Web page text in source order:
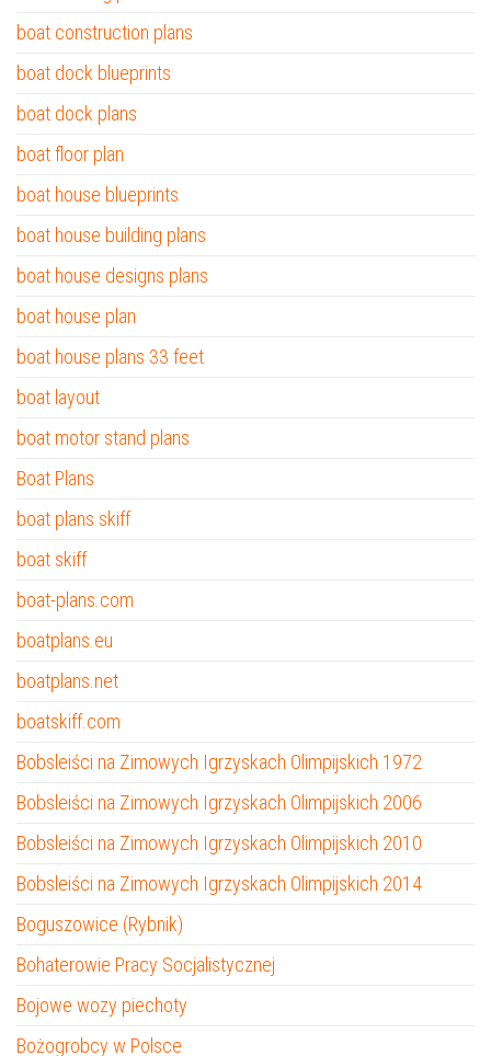
boat construction plans
boat dock blueprints
boat dock plans
boat floor plan
boat house blueprints
boat house building plans
boat house designs plans
boat house plan
boat house plans 33 feet
boat layout
boat motor stand plans
Boat Plans
boat plans skiff
boat skiff
boat-plans.com
boatplans.eu
boatplans.net
boatskiff.com
Bobsleiści na Zimowych Igrzyskach Olimpijskich 1972
Bobsleiści na Zimowych Igrzyskach Olimpijskich 2006
Bobsleiści na Zimowych Igrzyskach Olimpijskich 2010
Bobsleiści na Zimowych Igrzyskach Olimpijskich 2014
Boguszowice (Rybnik)
Bohaterowie Pracy Socjalistycznej
Bojowe wozy piechoty
Bożogrobcy w Polsce